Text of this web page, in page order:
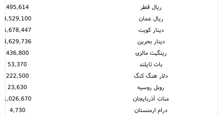
ریال قطر
495,614
ریال عمان
4,529,100
دینار کویت
5,678,447
دینار بحرین
4,629,736
رینگیت مالزی
436,800
بات تایلند
53,370
دلار هنگ کنگ
222,500
روبل روسیه
23,630
منات آذربایجان
1,026,670
درام ارمنستان
4,730